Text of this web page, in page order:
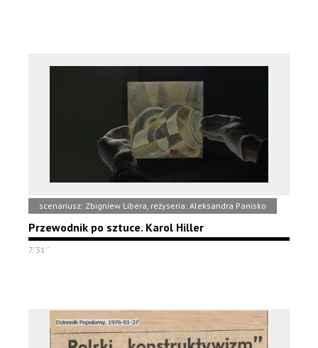
scenariusz: Zbigniew Libera, reżyseria: Aleksandra Panisko
Przewodnik po sztuce. Karol Hiller
7'31''